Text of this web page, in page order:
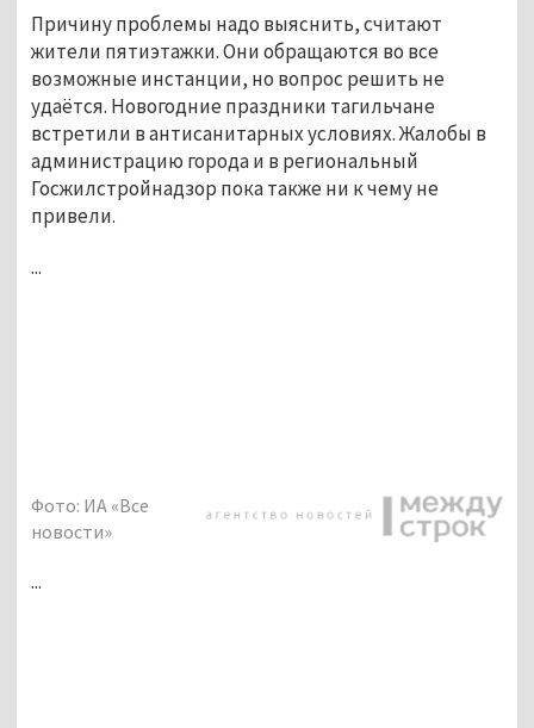
Причину проблемы надо выяснить, считают
жители пятиэтажки. Они обращаются во все
возможные инстанции, но вопрос решить не
удаётся. Новогодние праздники тагильчане
встретили в антисанитарных условиях. Жалобы в
администрацию города и в региональный
Госжилстройнадзор пока также ни к чему не
привели.
...
Фото: ИА «Все
новости»
...